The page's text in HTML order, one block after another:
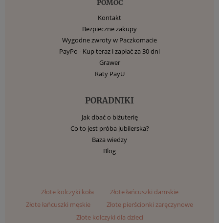
POMOC
Kontakt
Bezpieczne zakupy
Wygodne zwroty w Paczkomacie
PayPo - Kup teraz i zapłać za 30 dni
Grawer
Raty PayU
PORADNIKI
Jak dbać o biżuterię
Co to jest próba jubilerska?
Baza wiedzy
Blog
Złote kolczyki koła
Złote łańcuszki damskie
Złote łańcuszki męskie
Złote pierścionki zaręczynowe
Złote kolczyki dla dzieci